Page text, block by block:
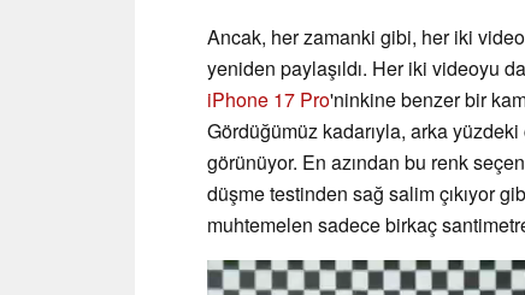
Ancak, her zamanki gibi, her iki
yeniden paylaşıldı. Her iki videoyu
iPhone 17 Pro'ninkine benzer bir
Gördüğümüz kadarıyla, arka
görünüyor. En azından bu renk
düşme testinden sağ salim çıkıyor
muhtemelen sadece birkaç